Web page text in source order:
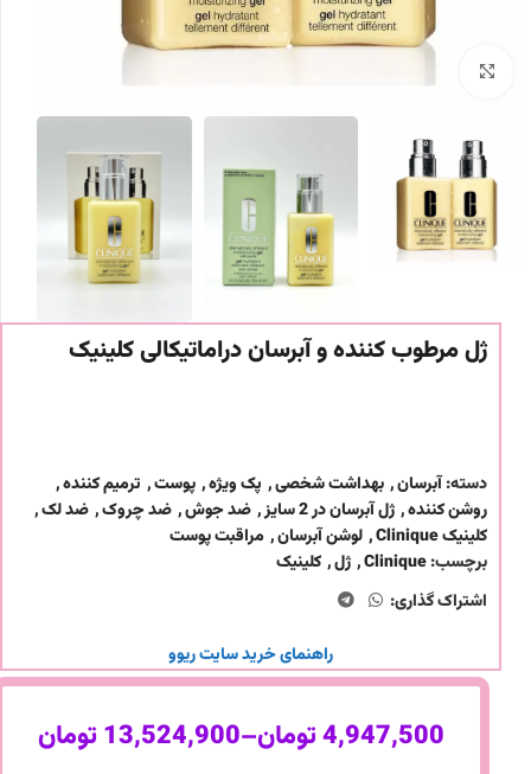
ژل مرطوب کننده و آبرسان دراماتیکالی کلینیک
دسته:آبرسان, بهداشت شخصی, پک ویژه, پوست, ترمیم کننده,
روشن کننده, ژل آبرسان در 2 سایز , ضد جوش, ضد چروک, ضد لک,
کلینیک Clinique
, لوشن آبرسان, مراقبت پوست
برچسب:Clinique
, ژل, کلینیک
اشتراک گذاری:
راهنمای خرید سایت ریوو
4,947,500تومان–
13,524,900تومان